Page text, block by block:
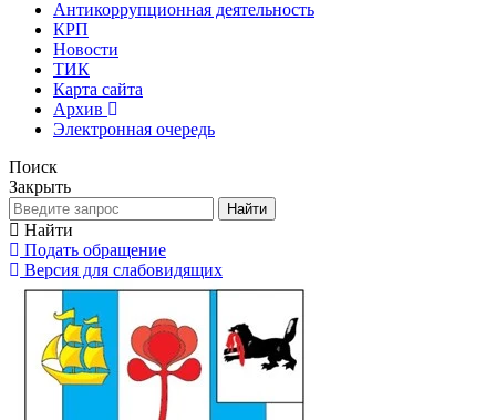
Антикоррупционная деятельность
КРП
Новости
ТИК
Карта сайта
Архив
Электронная очередь
Поиск
Закрыть
Найти
Найти
Подать обращение
Версия для слабовидящих